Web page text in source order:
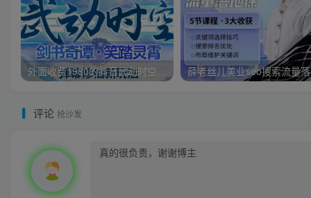
外面收费1980的抖音武动时空直播项目，无需真人出镜，实时互动直播【软件+详细教程】 薛老
评论 抢沙发